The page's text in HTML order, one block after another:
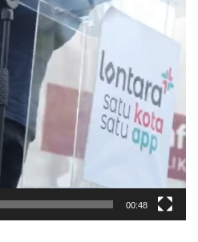
00:48